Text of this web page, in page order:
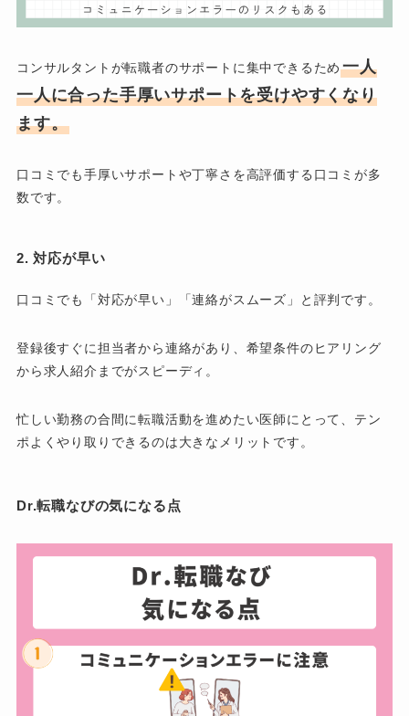
コンサルタントが転職者のサポートに集中できるため一人
一人に合った手厚いサポートを受けやすくなり
ます。
口コミでも手厚いサポートや丁寧さを高評価する口コミが多
数です。
2. 対応が早い
口コミでも「対応が早い」「連絡がスムーズ」と評判です。
登録後すぐに担当者から連絡があり、希望条件のヒアリング
から求人紹介までがスピーディ。
忙しい勤務の合間に転職活動を進めたい医師にとって、テン
ポよくやり取りできるのは大きなメリットです。
Dr.転職なびの気になる点